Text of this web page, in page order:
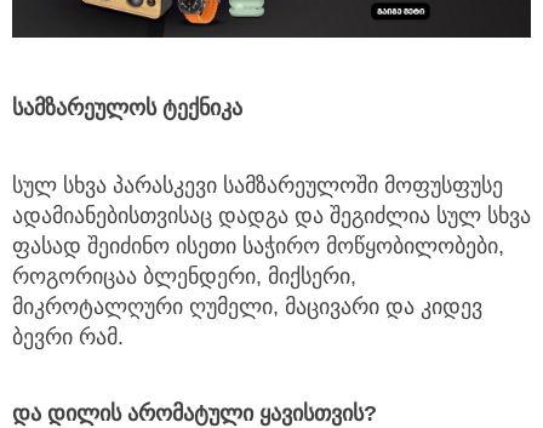
სამზარეულოს ტექნიკა
სულ სხვა პარასკევი სამზარეულოში მოფუსფუსე
ადამიანებისთვისაც დადგა და შეგიძლია სულ სხვა
ფასად შეიძინო ისეთი საჭირო მოწყობილობები,
როგორიცაა ბლენდერი, მიქსერი,
მიკროტალღური ღუმელი, მაცივარი და კიდევ
ბევრი რამ.
და დილის არომატული ყავისთვის?